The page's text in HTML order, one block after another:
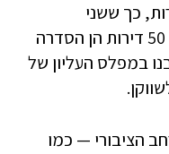
מוצע לאשר 59 דירות, כך ששני
המתחמים יכללו 158 דירות, מהן 50 דירות הן הסדרה
במפלס העליון של
הציבורי — כמו